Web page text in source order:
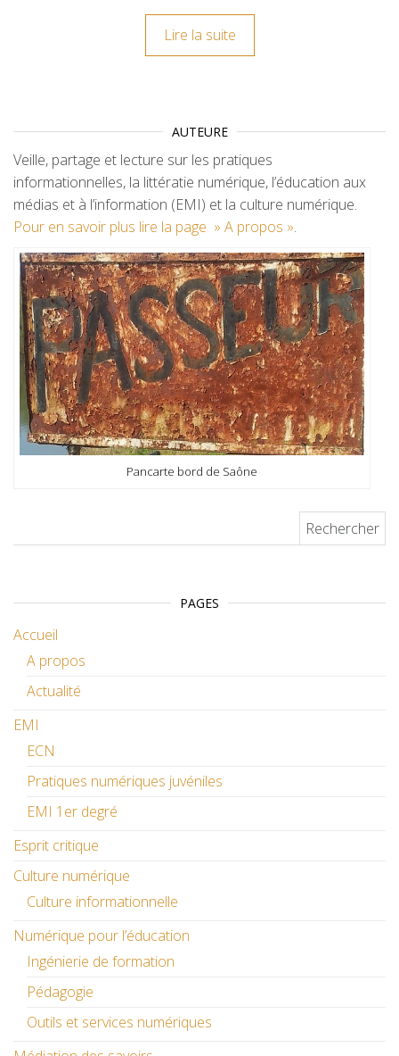
Lire la suite
AUTEURE
Veille, partage et lecture sur les pratiques
informationnelles, la littératie numérique, l’éducation aux
médias et à l’information (EMI) et la culture numérique.
Pour en savoir plus lire la page » A propos ».
Pancarte bord de Saône
PAGES
Accueil
A propos
Actualité
EMI
ECN
Pratiques numériques juvéniles
EMI 1er degré
Esprit critique
Culture numérique
Culture informationnelle
Numérique pour l’éducation
Ingénierie de formation
Pédagogie
Outils et services numériques